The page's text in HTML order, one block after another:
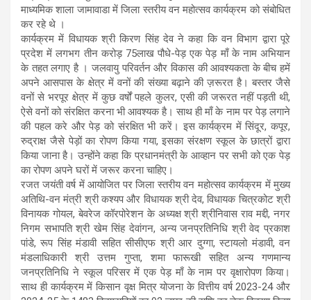
माध्यमिक शाला जामावाडा में जिला स्तरीय वन महोत्सव कार्यक्रम को संबोधित
कर रहे थे ।
कार्यक्रम में विधायक श्री किरण सिंह देव ने कहा कि वन विभाग द्वारा पूरे
प्रदेश में लगभग तीन करोड़ 75लाख पौधे-पेड़ एक पेड़ माँ के नाम अभियान
के तहत लगाए है । जलवायु परिवर्तन और विकास की आवश्यकता के बीच हमें
अपने आसपास के क्षेत्र में वनों की संख्या बढ़ाने की ज़रूरत है। बस्तर जैसे
वनों से भरपूर क्षेत्र में कुछ वर्षों पहले कुलर, एसी की जरूरत नहीं पड़ती थी,
ऐसे वनों को संरक्षित करना भी आवश्यक है। साथ ही माँ के नाम पर पेड़ लगाने
की पहल करे और पेड़ को संरक्षित भी करें। इस कार्यक्रम में सिंदूर, कपूर,
रुद्राक्ष जैसे पेड़ों का रोपण किया गया, इसका संरक्षण स्कूल के छात्रों द्वारा
किया जाना है। उन्होंने कहा कि प्रधानमंत्री के आव्हान पर सभी को एक पेड़
का रोपण अपने घरों में जरूर करना चाहिए।
रजत जयंती वर्ष में आयोजित पर जिला स्तरीय वन महोत्सव कार्यक्रम में मुख्य
अतिथि-वन मंत्री श्री कश्यप और विधायक श्री देव, विधायक चित्रकोट श्री
विनायक गोयल, बेवरेज कॉरपोरेशन के अध्यक्ष श्री श्रीनिवास राव मद्दी, नगर
निगम सभापति श्री खेम सिंह देवांगन, अन्य जनप्रतिनिधि श्री वेद प्रकाश
पांडे, रूप सिंह मंडावी सहित सीसीएफ श्री आर दुग्गा, स्टायलो मंडावी, वन
मंडलाधिकारी श्री उत्तम गुप्ता, शमा फारूखी सहित अन्य गणमान्य
जनप्रतिनिधि ने स्कूल परिसर में एक पेड़ माँ के नाम पर वृक्षारोपण किया।
साथ ही कार्यक्रम में किसान वृक्ष मित्र योजना के वित्तीय वर्ष 2023-24 और